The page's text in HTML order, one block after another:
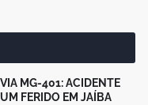
MG-401: ACIDENTE
FERIDO EM JAÍBA